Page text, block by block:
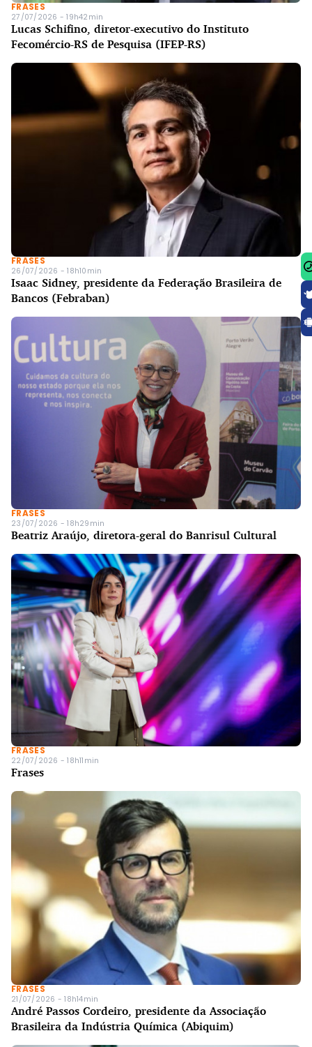
FRASES
27/07/2026 - 19h42min
Lucas Schifino, diretor-executivo do Instituto
Fecomércio-RS de Pesquisa (IFEP-RS)
FRASES
26/07/2026 - 18h10min
Isaac Sidney, presidente da Federação Brasileira de
Bancos (Febraban)
FRASES
23/07/2026 - 18h29min
Beatriz Araújo, diretora-geral do Banrisul Cultural
FRASES
22/07/2026 - 18h11min
Frases
FRASES
21/07/2026 - 18h14min
André Passos Cordeiro, presidente da Associação
Brasileira da Indústria Química (Abiquim)